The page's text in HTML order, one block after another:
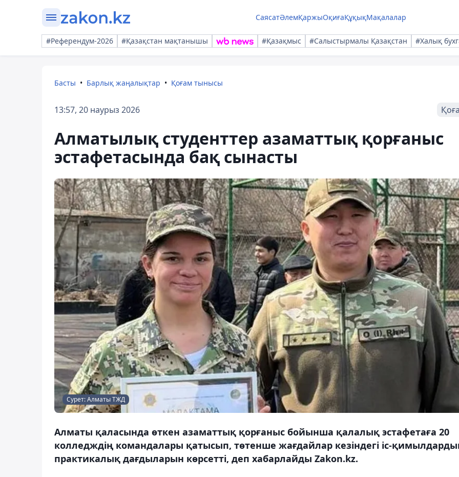
СаясатӘлемҚаржыОқиғаҚұқықМақалалар
#Референдум-2026 #Қазақстан мақтанышы #Қазақмыс #Салыстырмалы Қазақстан #Халық
Басты Барлық жаңалықтар Қоғам тынысы
13:57, 20 наурыз 2026
Алматылық студенттер азаматтық қорғаныс
эстафетасында бақ сынасты
Сурет: Алматы ТЖД
Алматы қаласында өткен азаматтық қорғаныс бойынша қалалық эстафетаға 20
колледждің командалары қатысып, төтенше жағдайлар кезіндегі іс-
практикалық дағдыларын көрсетті, деп хабарлайды Zakon.kz.